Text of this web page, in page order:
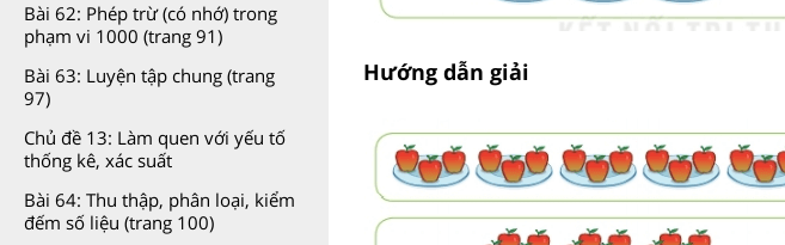
Bài 62: Phép trừ (có nhớ) trong
phạm vi 1000 (trang 91)
Bài 63: Luyện tập chung (trang
97)
Chủ đề 13: Làm quen với yếu tố
thống kê, xác suất
Bài 64: Thu thập, phân loại, kiểm
đếm số liệu (trang 100)
Hướng dẫn giải